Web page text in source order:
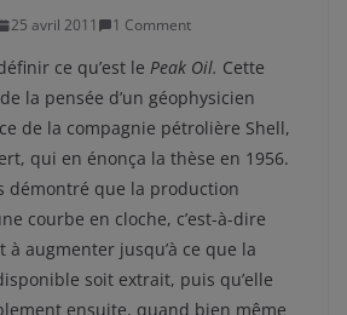
25 avril 2011 1 Comment
ce qu’est le Peak Oil. Cette
la pensée d’un géophysicien
de la compagnie pétrolière Shell,
qui en énonça la thèse en 1956.
démontré que la production
courbe en cloche, c’est-à-dire
à augmenter jusqu’à ce que la
soit extrait, puis qu’elle
ensuite, quand bien même